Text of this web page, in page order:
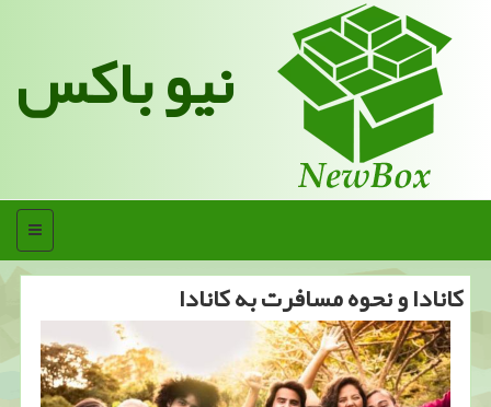
نیو باکس
منو
كانادا و نحوه مسافرت به كانادا